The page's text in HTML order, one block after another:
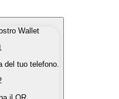
ti interessano in modo
valuta fiat quando ne hai
Wallet
del tuo telefono.